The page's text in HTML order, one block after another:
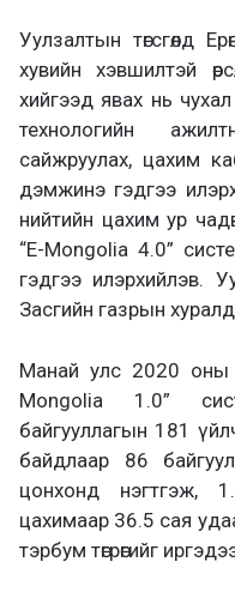
Уулзалтын төгсгөлд
хувийн хэвшилтэй
хийгээд явах нь
технологийн
сайжруулах, цахим
дэмжинэ гэдгээ
нийтийн цахим ур
“E-Mongolia 4.0”
гэдгээ илэрхийлэв.
Засгийн газрын
Манай улс 2020 оны
Mongolia 1.0”
байгууллагын 181
байдлаар 86
цонхонд нэгтгэж,
цахимаар 36.5 сая
тэрбум төгрөгийг